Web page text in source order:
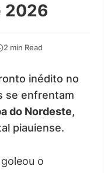
2026
2 min Read
inédito no
se enfrentam
do Nordeste,
piauiense.
goleou o